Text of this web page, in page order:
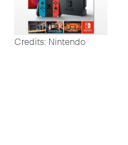
Credits: Nintendo